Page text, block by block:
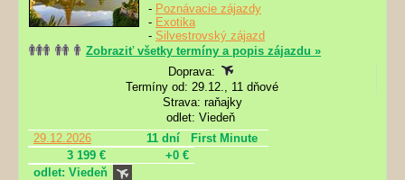
- Poznávacie zájazdy
- Exotika
- Silvestrovský zájazd
Zobraziť všetky termíny a popis zájazdu »
Doprava:
Termíny od: 29.12., 11 dňové
Strava: raňajky
odlet: Viedeň
29.12.2026
11 dní
First Minute
3 199 €
+0 €
odlet: Viedeň